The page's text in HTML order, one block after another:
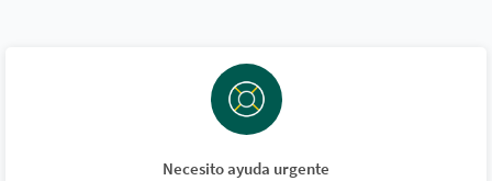
Necesito ayuda urgente